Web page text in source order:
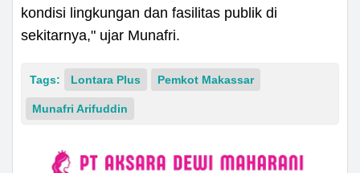
kondisi lingkungan dan fasilitas publik di
sekitarnya," ujar Munafri.
Tags: Lontara Plus Pemkot Makassar
Munafri Arifuddin